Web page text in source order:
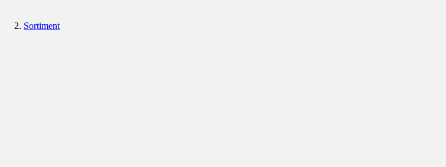
Sortiment